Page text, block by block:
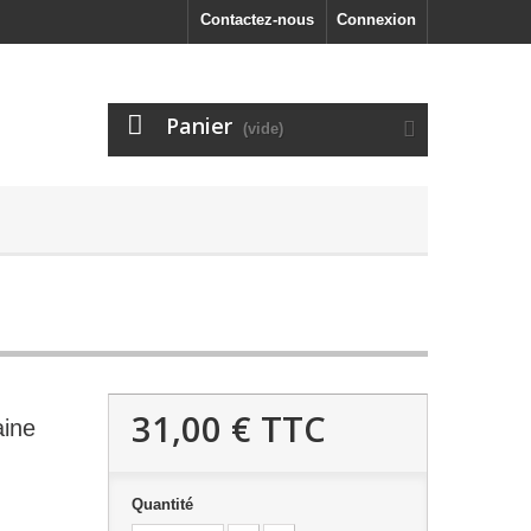
Connexion
Contactez-nous
Panier (vide)
31,00 € TTC
Quantité